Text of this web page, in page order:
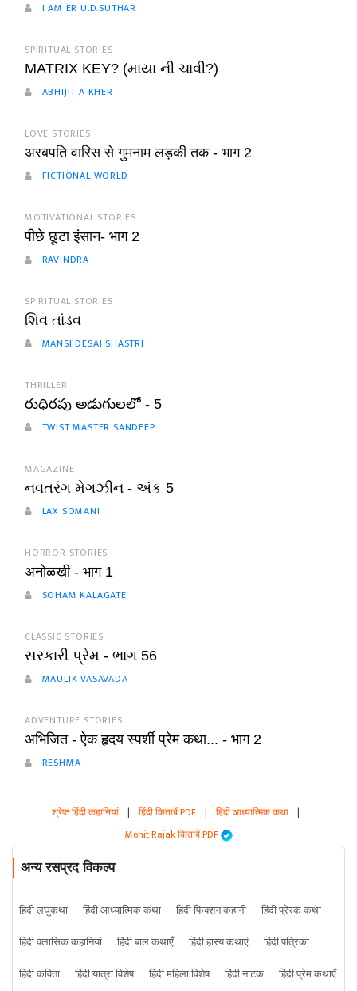
I AM ER U.D.SUTHAR
SPIRITUAL STORIES
MATRIX KEY? (માયા ની ચાવી?)
ABHIJIT A KHER
LOVE STORIES
अरबपति वारिस से गुमनाम लड़की तक - भाग 2
FICTIONAL WORLD
MOTIVATIONAL STORIES
पीछे छूटा इंसान- भाग 2
RAVINDRA
SPIRITUAL STORIES
શિવ તાંડવ
MANSI DESAI SHASTRI
THRILLER
రుధిరపు అడుగులలో - 5
TWIST MASTER SANDEEP
MAGAZINE
નવતરંગ મેગઝીન - અંક 5
LAX SOMANI
HORROR STORIES
अनोळखी - भाग 1
SOHAM KALAGATE
CLASSIC STORIES
સરકારી પ્રેમ - ભાગ 56
MAULIK VASAVADA
ADVENTURE STORIES
अभिजित - ऐक हृदय स्पर्शी प्रेम कथा... - भाग 2
RESHMA
श्रेष्ठ हिंदी कहानियां | हिंदी किताबें PDF | हिंदी आध्यात्मिक कथा |
Mohit Rajak किताबें PDF
अन्य रसप्रद विकल्प
हिंदी लघुकथा हिंदी आध्यात्मिक कथा हिंदी फिक्शन कहानी
हिंदी प्रेरक कथा
हिंदी क्लासिक कहानियां
हिंदी बाल कथाएँ हिंदी हास्य कथाएं
हिंदी पत्रिका
हिंदी कविता
हिंदी यात्रा विशेष हिंदी महिला विशेष हिंदी नाटक
हिंदी प्रेम कथाएँ